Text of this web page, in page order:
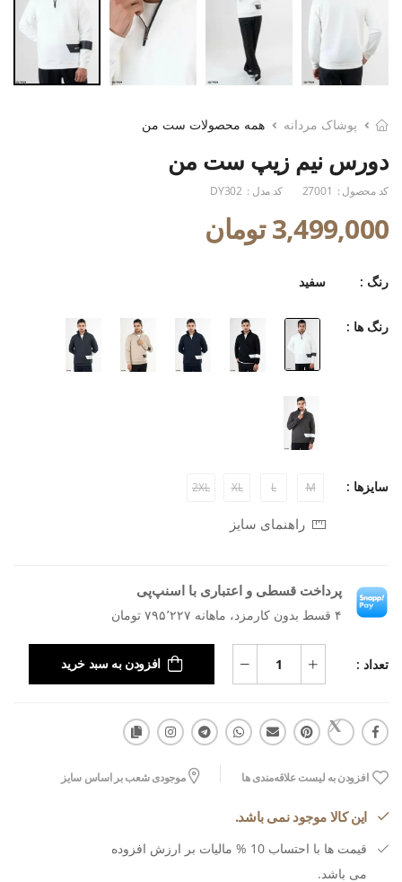
پوشاک مردانه همه محصولات ست من
دورس نیم زیپ ست من
کد محصول : 27001 کد مدل : DY302
3,499,000 تومان
رنگ : سفید
رنگ ها :
سایزها : M
L
XL
2XL
راهنمای سایز
پرداخت قسطی و اعتباری با اسنپ‌پی
۴ قسط بدون کارمزد، ماهانه ۷۹۵٬۲۲۷ تومان
تعداد : افزودن به سبد خرید
افزودن به لیست علاقه‌مندی ها موجودی شعب بر اساس سایز
این کالا موجود نمی باشد.
قیمت ها با احتساب 10 % مالیات بر ارزش افزوده
می باشد.